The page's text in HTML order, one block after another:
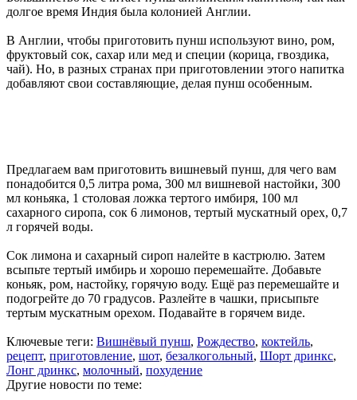
долгое время Индия была колонией Англии.
В Англии, чтобы приготовить пунш используют вино, ром,
фруктовый сок, сахар или мед и специи (корица, гвоздика,
чай). Но, в разных странах при приготовлении этого напитка
добавляют свои составляющие, делая пунш особенным.
Предлагаем вам приготовить вишневый пунш, для чего вам
понадобится 0,5 литра рома, 300 мл вишневой настойки, 300
мл коньяка, 1 столовая ложка тертого имбиря, 100 мл
сахарного сиропа, сок 6 лимонов, тертый мускатный орех, 0,7
л горячей воды.
Сок лимона и сахарный сироп налейте в кастрюлю. Затем
всыпьте тертый имбирь и хорошо перемешайте. Добавьте
коньяк, ром, настойку, горячую воду. Ещё раз перемешайте и
подогрейте до 70 градусов. Разлейте в чашки, присыпьте
тертым мускатным орехом. Подавайте в горячем виде.
Ключевые теги: Вишнёвый пунш, Рождество, коктейль,
рецепт, приготовление, шот, безалкогольный, Шорт дринкс,
Лонг дринкс, молочный, похудение
Другие новости по теме: